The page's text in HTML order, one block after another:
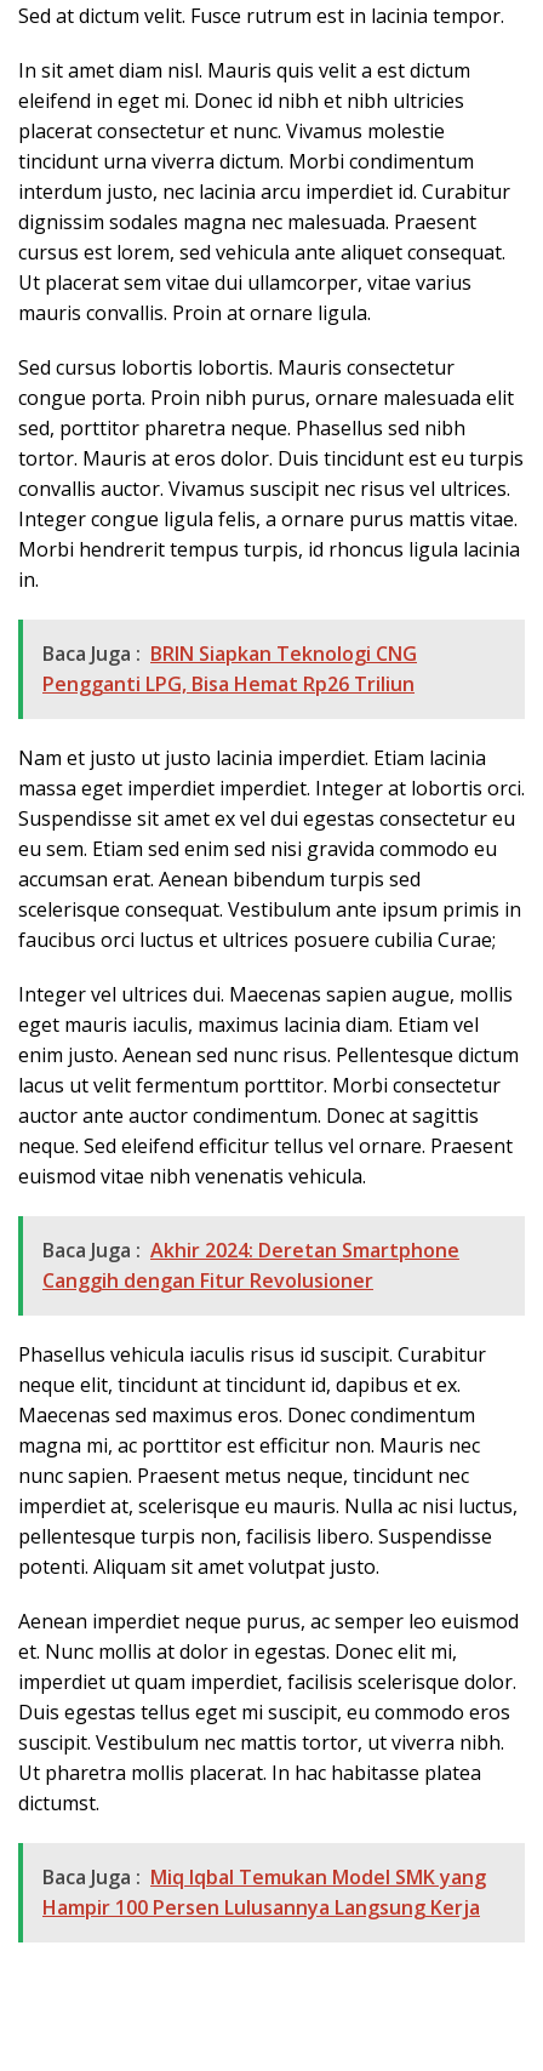
Sed at dictum velit. Fusce rutrum est in lacinia tempor.
In sit amet diam nisl. Mauris quis velit a est dictum
eleifend in eget mi. Donec id nibh et nibh ultricies
placerat consectetur et nunc. Vivamus molestie
tincidunt urna viverra dictum. Morbi condimentum
interdum justo, nec lacinia arcu imperdiet id. Curabitur
dignissim sodales magna nec malesuada. Praesent
cursus est lorem, sed vehicula ante aliquet consequat.
Ut placerat sem vitae dui ullamcorper, vitae varius
mauris convallis. Proin at ornare ligula.
Sed cursus lobortis lobortis. Mauris consectetur
congue porta. Proin nibh purus, ornare malesuada elit
sed, porttitor pharetra neque. Phasellus sed nibh
tortor. Mauris at eros dolor. Duis tincidunt est eu turpis
convallis auctor. Vivamus suscipit nec risus vel ultrices.
Integer congue ligula felis, a ornare purus mattis vitae.
Morbi hendrerit tempus turpis, id rhoncus ligula lacinia
in.
Baca Juga : BRIN Siapkan Teknologi CNG
Pengganti LPG, Bisa Hemat Rp26 Triliun
Nam et justo ut justo lacinia imperdiet. Etiam lacinia
massa eget imperdiet imperdiet. Integer at lobortis orci.
Suspendisse sit amet ex vel dui egestas consectetur eu
eu sem. Etiam sed enim sed nisi gravida commodo eu
accumsan erat. Aenean bibendum turpis sed
scelerisque consequat. Vestibulum ante ipsum primis in
faucibus orci luctus et ultrices posuere cubilia Curae;
Integer vel ultrices dui. Maecenas sapien augue, mollis
eget mauris iaculis, maximus lacinia diam. Etiam vel
enim justo. Aenean sed nunc risus. Pellentesque dictum
lacus ut velit fermentum porttitor. Morbi consectetur
auctor ante auctor condimentum. Donec at sagittis
neque. Sed eleifend efficitur tellus vel ornare. Praesent
euismod vitae nibh venenatis vehicula.
Baca Juga : Akhir 2024: Deretan Smartphone
Canggih dengan Fitur Revolusioner
Phasellus vehicula iaculis risus id suscipit. Curabitur
neque elit, tincidunt at tincidunt id, dapibus et ex.
Maecenas sed maximus eros. Donec condimentum
magna mi, ac porttitor est efficitur non. Mauris nec
nunc sapien. Praesent metus neque, tincidunt nec
imperdiet at, scelerisque eu mauris. Nulla ac nisi luctus,
pellentesque turpis non, facilisis libero. Suspendisse
potenti. Aliquam sit amet volutpat justo.
Aenean imperdiet neque purus, ac semper leo euismod
et. Nunc mollis at dolor in egestas. Donec elit mi,
imperdiet ut quam imperdiet, facilisis scelerisque dolor.
Duis egestas tellus eget mi suscipit, eu commodo eros
suscipit. Vestibulum nec mattis tortor, ut viverra nibh.
Ut pharetra mollis placerat. In hac habitasse platea
dictumst.
Baca Juga : Miq Iqbal Temukan Model SMK yang
Hampir 100 Persen Lulusannya Langsung Kerja